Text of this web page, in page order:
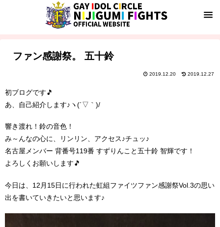
ファン感謝祭。 五十鈴
2019.12.27
2019.12.20
初ブログです🎵
あ、自己紹介します♪ヽ(´▽｀)/
響き渡れ！鈴の音色！
み～んなの心に、リンリン、アクセス♪チュッ♪
名古屋メンバー 背番号119番 すずりんこと五十鈴 智輝です！
よろしくお願いします🎵
今日は、12月15日に行われた虹組ファイツファン感謝祭Vol.3の思い
出を書いていきたいと思います♪